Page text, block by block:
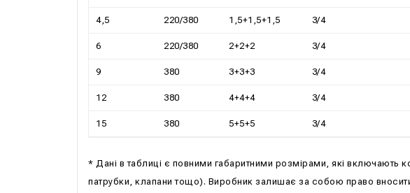
4,5 220/380 1,5+1,5+1,5 3/4
6 220/380 2+2+2 3/4
9 380 3+3+3 3/4
12 380 4+4+4 3/4
15 380 5+5+5 3/4
* Дані в таблиці є повними габаритними розмірами, які включають
патрубки, клапани тощо). Виробник залишає за собою право